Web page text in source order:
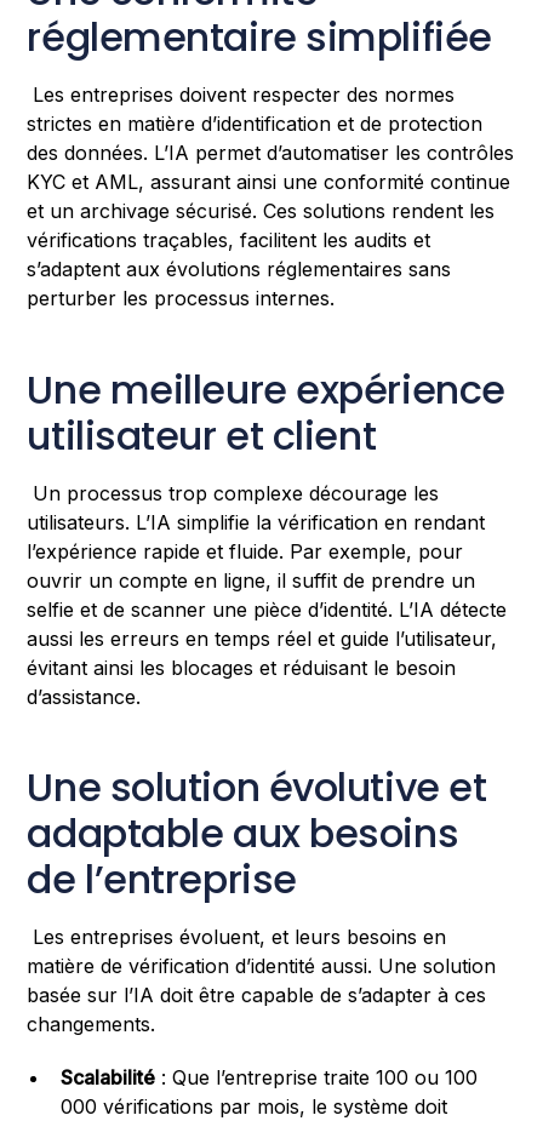
réglementaire simplifiée
Les entreprises doivent respecter des normes
strictes en matière d’identification et de protection
des données. L’IA permet d’automatiser les contrôles
KYC et AML, assurant ainsi une conformité continue
et un archivage sécurisé. Ces solutions rendent les
vérifications traçables, facilitent les audits et
s’adaptent aux évolutions réglementaires sans
perturber les processus internes.
Une meilleure expérience
utilisateur et client
Un processus trop complexe décourage les
utilisateurs. L’IA simplifie la vérification en rendant
l’expérience rapide et fluide. Par exemple, pour
ouvrir un compte en ligne, il suffit de prendre un
selfie et de scanner une pièce d’identité. L’IA détecte
aussi les erreurs en temps réel et guide l’utilisateur,
évitant ainsi les blocages et réduisant le besoin
d’assistance.
Une solution évolutive et
adaptable aux besoins
de l’entreprise
Les entreprises évoluent, et leurs besoins en
matière de vérification d’identité aussi. Une solution
basée sur l’IA doit être capable de s’adapter à ces
changements.
Scalabilité : Que l’entreprise traite 100 ou 100
000 vérifications par mois, le système doit